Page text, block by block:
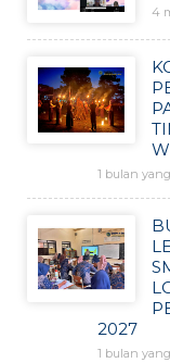
4
1 bulan
2027
1 bulan